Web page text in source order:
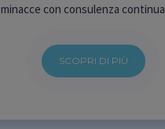
minacce con consulenza continua
SCOPRI DI PIÙ